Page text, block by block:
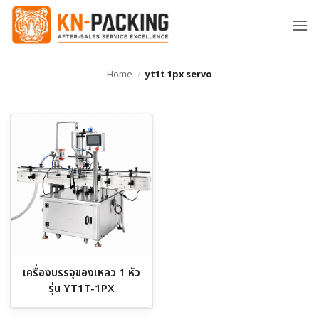
ข้าม
ยัง
Home / yt1t 1px servo
เครื่องบรรจุของเหลว 1 หัว
รุ่น YT1T-1PX